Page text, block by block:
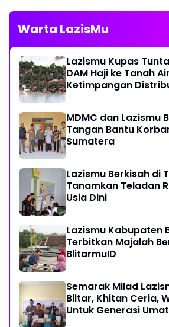
Warta LazisMu
Lazismu Kupas
DAM Haji ke Tanah
Ketimpangan
MDMC dan Lazismu
Tangan Bantu
Sumatera
Lazismu Berkisah di
Tanamkan Teladan
Usia Dini
Lazismu Kabupaten
Terbitkan Majalah
BlitarmuID
Semarak Milad
Blitar, Khitan Ceria,
Untuk Generasi Umat